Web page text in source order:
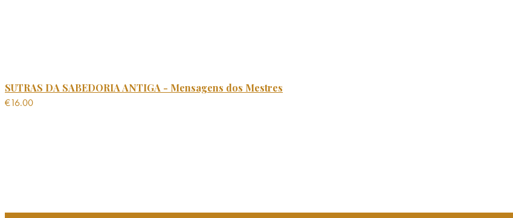
SUTRAS DA SABEDORIA ANTIGA - Mensagens dos Mestres
€16.00